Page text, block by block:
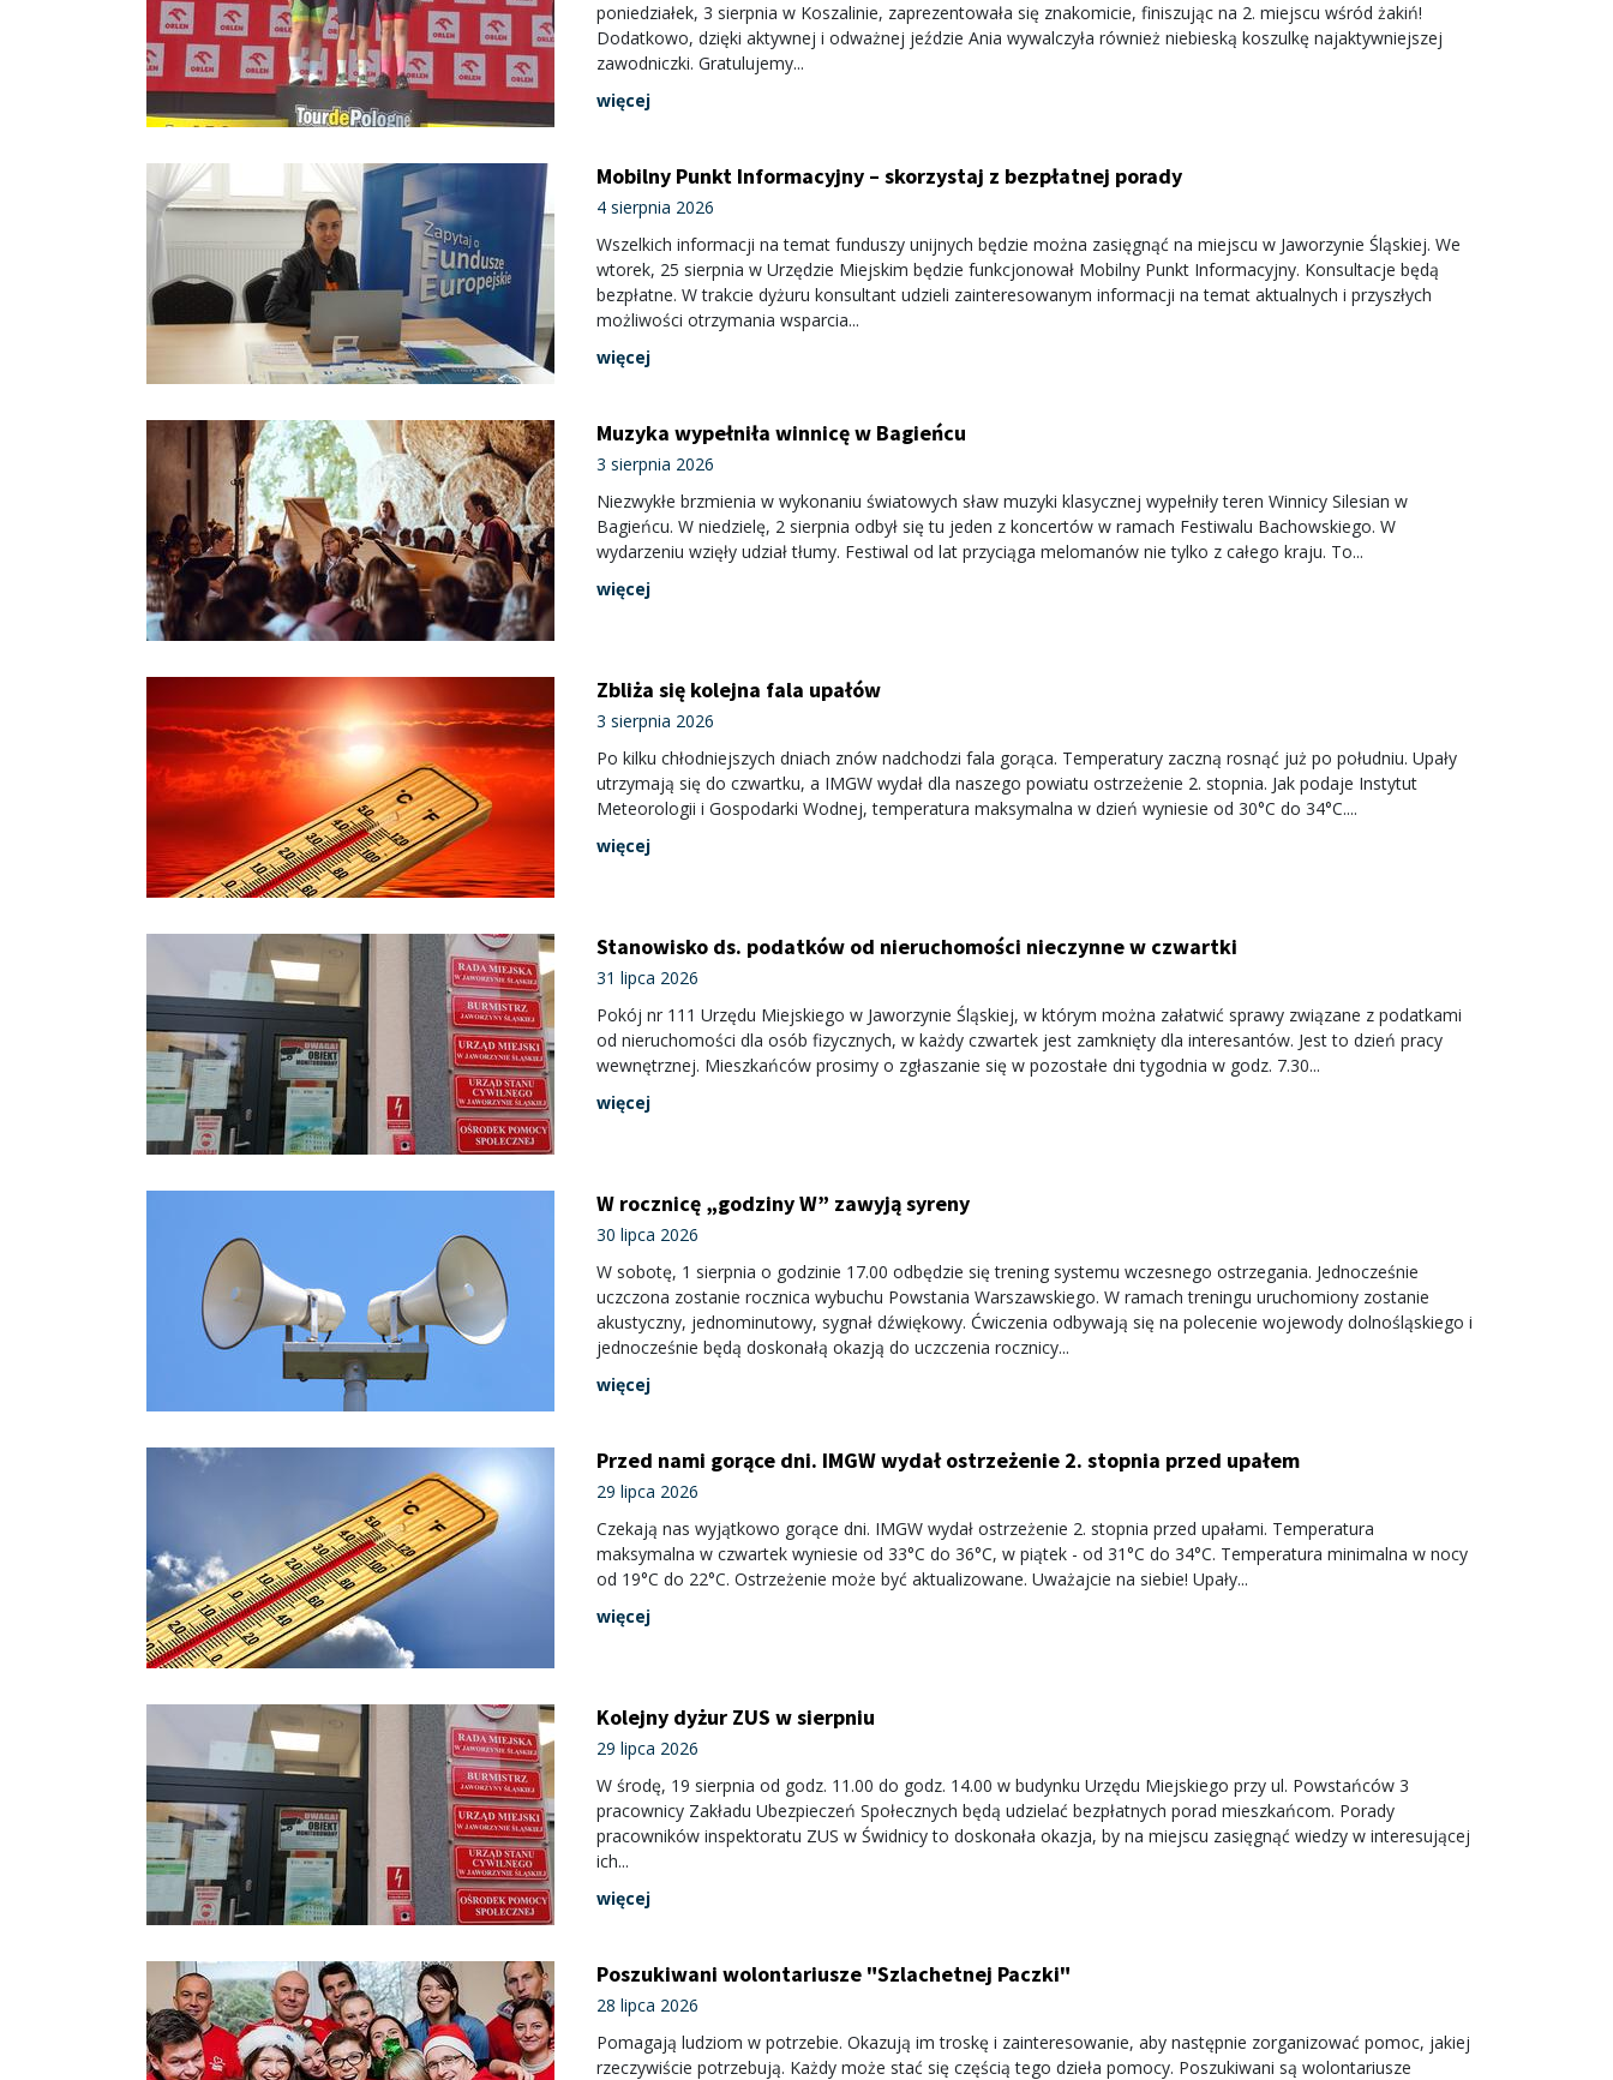
poniedziałek, 3 sierpnia w Koszalinie, zaprezentowała się znakomicie, finiszując na 2. miejscu wśród żakiń!
Dodatkowo, dzięki aktywnej i odważnej jeździe Ania wywalczyła również niebieską koszulkę najaktywniejszej
zawodniczki. Gratulujemy...
więcej
Mobilny Punkt Informacyjny – skorzystaj z bezpłatnej porady
4 sierpnia 2026
Wszelkich informacji na temat funduszy unijnych będzie można zasięgnąć na miejscu w Jaworzynie Śląskiej. We
wtorek, 25 sierpnia w Urzędzie Miejskim będzie funkcjonował Mobilny Punkt Informacyjny. Konsultacje będą
bezpłatne. W trakcie dyżuru konsultant udzieli zainteresowanym informacji na temat aktualnych i przyszłych
możliwości otrzymania wsparcia...
więcej
Muzyka wypełniła winnicę w Bagieńcu
3 sierpnia 2026
Niezwykłe brzmienia w wykonaniu światowych sław muzyki klasycznej wypełniły teren Winnicy Silesian w
Bagieńcu. W niedzielę, 2 sierpnia odbył się tu jeden z koncertów w ramach Festiwalu Bachowskiego. W
wydarzeniu wzięły udział tłumy. Festiwal od lat przyciąga melomanów nie tylko z całego kraju. To...
więcej
Zbliża się kolejna fala upałów
3 sierpnia 2026
Po kilku chłodniejszych dniach znów nadchodzi fala gorąca. Temperatury zaczną rosnąć już po południu. Upały
utrzymają się do czwartku, a IMGW wydał dla naszego powiatu ostrzeżenie 2. stopnia. Jak podaje Instytut
Meteorologii i Gospodarki Wodnej, temperatura maksymalna w dzień wyniesie od 30°C do 34°C....
więcej
Stanowisko ds. podatków od nieruchomości nieczynne w czwartki
31 lipca 2026
Pokój nr 111 Urzędu Miejskiego w Jaworzynie Śląskiej, w którym można załatwić sprawy związane z podatkami
od nieruchomości dla osób fizycznych, w każdy czwartek jest zamknięty dla interesantów. Jest to dzień pracy
wewnętrznej. Mieszkańców prosimy o zgłaszanie się w pozostałe dni tygodnia w godz. 7.30...
więcej
W rocznicę „godziny W” zawyją syreny
30 lipca 2026
W sobotę, 1 sierpnia o godzinie 17.00 odbędzie się trening systemu wczesnego ostrzegania. Jednocześnie
uczczona zostanie rocznica wybuchu Powstania Warszawskiego. W ramach treningu uruchomiony zostanie
akustyczny, jednominutowy, sygnał dźwiękowy. Ćwiczenia odbywają się na polecenie wojewody dolnośląskiego i
jednocześnie będą doskonałą okazją do uczczenia rocznicy...
więcej
Przed nami gorące dni. IMGW wydał ostrzeżenie 2. stopnia przed upałem
29 lipca 2026
Czekają nas wyjątkowo gorące dni. IMGW wydał ostrzeżenie 2. stopnia przed upałami. Temperatura
maksymalna w czwartek wyniesie od 33°C do 36°C, w piątek - od 31°C do 34°C. Temperatura minimalna w nocy
od 19°C do 22°C. Ostrzeżenie może być aktualizowane. Uważajcie na siebie! Upały...
więcej
Kolejny dyżur ZUS w sierpniu
29 lipca 2026
W środę, 19 sierpnia od godz. 11.00 do godz. 14.00 w budynku Urzędu Miejskiego przy ul. Powstańców 3
pracownicy Zakładu Ubezpieczeń Społecznych będą udzielać bezpłatnych porad mieszkańcom. Porady
pracowników inspektoratu ZUS w Świdnicy to doskonała okazja, by na miejscu zasięgnąć wiedzy w interesującej
ich...
więcej
Poszukiwani wolontariusze "Szlachetnej Paczki"
28 lipca 2026
Pomagają ludziom w potrzebie. Okazują im troskę i zainteresowanie, aby następnie zorganizować pomoc, jakiej
rzeczywiście potrzebują. Każdy może stać się częścią tego dzieła pomocy. Poszukiwani są wolontariusze